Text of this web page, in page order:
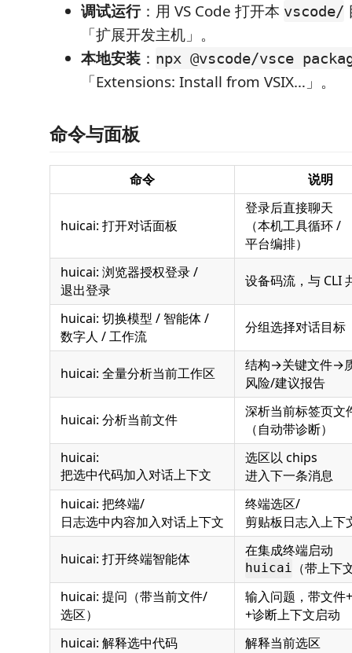
调试运行：用 VS Code 打开本 vscode/
「扩展开发主机」。
本地安装 ： npx @vscode/vsce
「Extensions: Install from VSIX…」。
命令与面板
命令 说明
huicai: 打开对话面板
登录后直接聊天
（本机工具循环 /
平台编排）
huicai: 浏览器授权登录 /
退出登录
设备码流，与 CLI
huicai: 切换模型 / 智能体 /
数字人 / 工作流
分组选择对话目标
huicai: 全量分析当前工作区
结构→关键文件→
风险/建议报告
huicai: 分析当前文件
深析当前标签页文
（自动带诊断）
huicai:
把选中代码加入对话上下文
选区以 chips
进入下一条消息
huicai: 把终端/
日志选中内容加入对话上下文
终端选区/
剪贴板日志入上下
huicai: 打开终端智能体 在集成终端启动
huicai （带上下
huicai: 提问（带当前文件/
选区）
输入问题，带文件
+诊断上下文启动
huicai: 解释选中代码
解释当前选区